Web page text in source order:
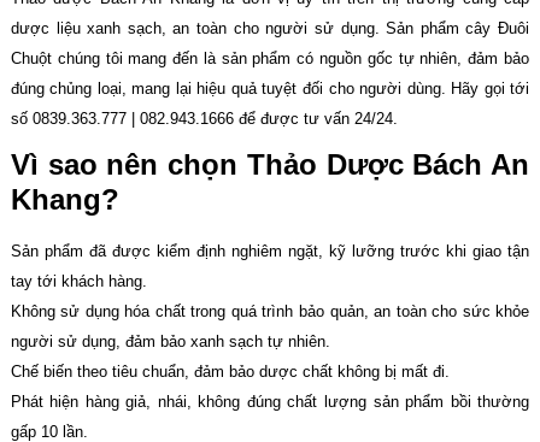
dược liệu xanh sạch, an toàn cho người sử dụng. Sản phẩm cây Đuôi
Chuột chúng tôi mang đến là sản phẩm có nguồn gốc tự nhiên, đảm bảo
đúng chủng loại, mang lại hiệu quả tuyệt đối cho người dùng. Hãy gọi tới
số 0839.363.777 | 082.943.1666 để được tư vấn 24/24.
Vì sao nên chọn Thảo Dược Bách An
Khang?
Sản phẩm đã được kiểm định nghiêm ngặt, kỹ lưỡng trước khi giao tận
tay tới khách hàng.
Không sử dụng hóa chất trong quá trình bảo quản, an toàn cho sức khỏe
người sử dụng, đảm bảo xanh sạch tự nhiên.
Chế biến theo tiêu chuẩn, đảm bảo dược chất không bị mất đi.
Phát hiện hàng giả, nhái, không đúng chất lượng sản phẩm bồi thường
gấp 10 lần.